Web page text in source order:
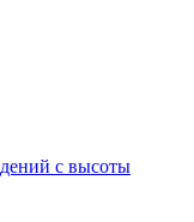
с высоты